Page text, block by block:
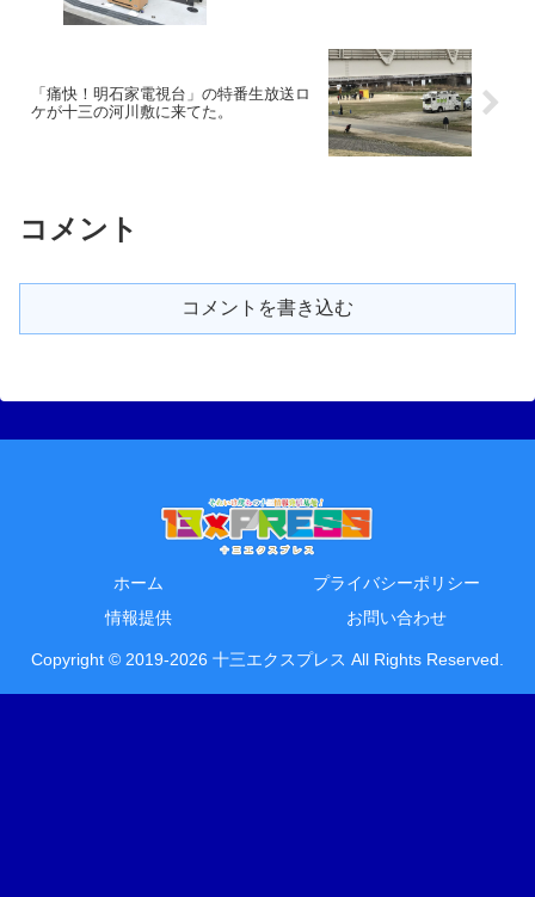
「痛快！明石家電視台」の特番生放送ロ
ケが十三の河川敷に来てた。
コメント
コメントを書き込む
ホーム
プライバシーポリシー
情報提供
お問い合わせ
Copyright © 2019-2026 十三エクスプレス All Rights Reserved.